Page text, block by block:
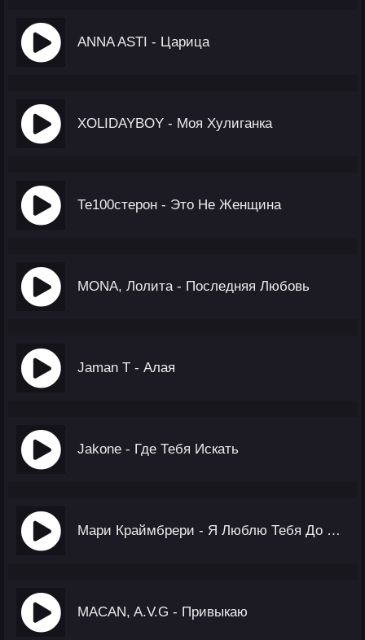
ANNA ASTI - Царица
XOLIDAYBOY - Моя Хулиганка
Те100стерон - Это Не Женщина
MONA, Лолита - Последняя Любовь
Jaman T - Алая
Jakone - Где Тебя Искать
Мари Краймбрери - Я Люблю Тебя До Слёз
MACAN, A.V.G - Привыкаю